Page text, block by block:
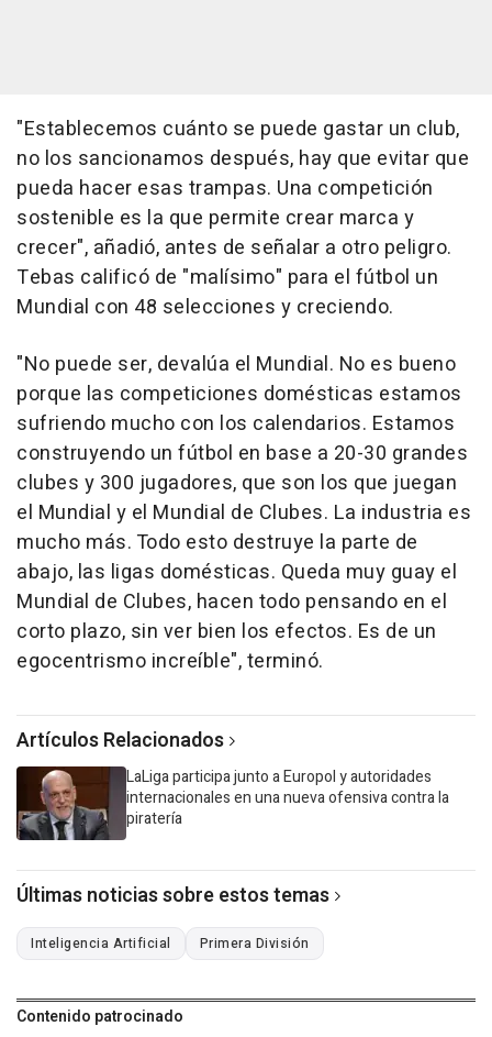
"Establecemos cuánto se puede gastar un club,
no los sancionamos después, hay que evitar que
pueda hacer esas trampas. Una competición
sostenible es la que permite crear marca y
crecer", añadió, antes de señalar a otro peligro.
Tebas calificó de "malísimo" para el fútbol un
Mundial con 48 selecciones y creciendo.
"No puede ser, devalúa el Mundial. No es bueno
porque las competiciones domésticas estamos
sufriendo mucho con los calendarios. Estamos
construyendo un fútbol en base a 20-30 grandes
clubes y 300 jugadores, que son los que juegan
el Mundial y el Mundial de Clubes. La industria es
mucho más. Todo esto destruye la parte de
abajo, las ligas domésticas. Queda muy guay el
Mundial de Clubes, hacen todo pensando en el
corto plazo, sin ver bien los efectos. Es de un
egocentrismo increíble", terminó.
Artículos Relacionados
LaLiga participa junto a Europol y autoridades
internacionales en una nueva ofensiva contra la
piratería
Últimas noticias sobre estos temas
Inteligencia Artificial Primera División
Contenido patrocinado